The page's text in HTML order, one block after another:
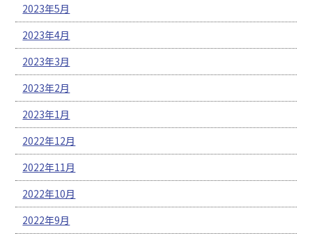
2023年5月
2023年4月
2023年3月
2023年2月
2023年1月
2022年12月
2022年11月
2022年10月
2022年9月